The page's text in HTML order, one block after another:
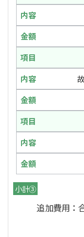
小計③
追加費用：